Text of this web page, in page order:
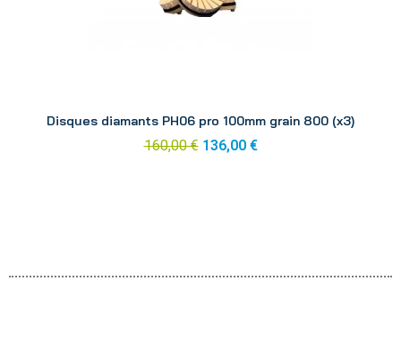
Disques diamants PH06 pro 100mm grain 800 (x3)
160,00 € 136,00 €